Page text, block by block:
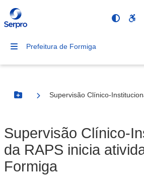
Prefeitura de Formiga
Botão Menu
Supervisão Clínico-
Supervisão Clínico-
da RAPS inicia
Formiga